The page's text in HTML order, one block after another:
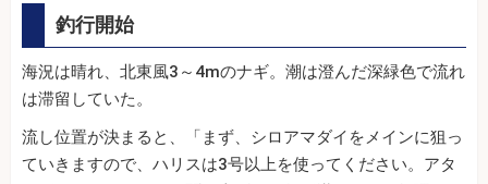
釣行開始
海況は晴れ、北東風3～4mのナギ。潮は澄んだ深緑色で流れ
は滞留していた。
流し位置が決まると、「まず、シロアマダイをメインに狙っ
ていきますので、ハリスは3号以上を使ってください。アタ